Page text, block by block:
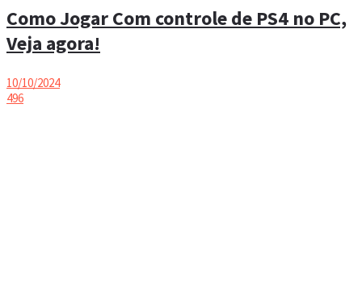
Como Jogar Com controle de PS4 no PC,
Veja agora!
10/10/2024
496